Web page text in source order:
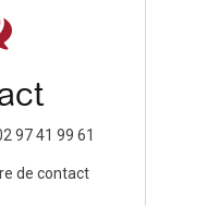
97 41 99 61
de contact